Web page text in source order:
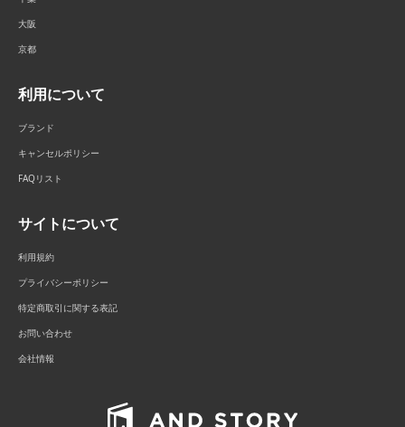
大阪
京都
利用について
ブランド
キャンセルポリシー
FAQリスト
サイトについて
利用規約
プライバシーポリシー
特定商取引に関する表記
お問い合わせ
会社情報